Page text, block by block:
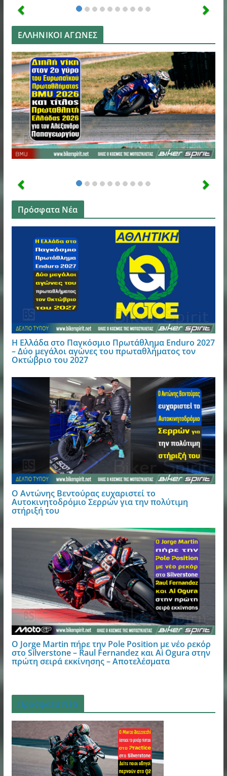
ΕΛΛΗΝΙΚΟΙ ΑΓΩΝΕΣ
Πρόσφατα Νέα
Η Ελλάδα στο Παγκόσμιο Πρωτάθλημα Enduro 2027
– Δύο μεγάλοι αγώνες του πρωταθλήματος τον
Οκτώβριο του 2027
Ο Αντώνης Βεντούρας ευχαριστεί το
Αυτοκινητοδρόμιο Σερρών για την πολύτιμη
στήριξή του
Ο Jorge Martin πήρε την Pole Position με νέο ρεκόρ
στο Silverstone – Raul Fernandez και Ai Ogura στην
πρώτη σειρά εκκίνησης – Αποτελέσματα
Πρόσφατα Νέα